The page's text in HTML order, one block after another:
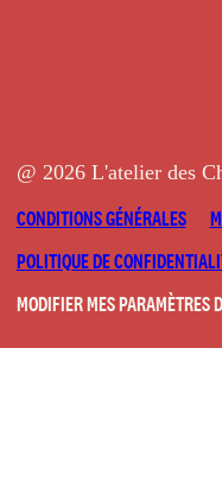
@ 2026 L'atelier des
CONDITIONS GÉNÉRALES
POLITIQUE DE
MODIFIER MES PARAMÈTRES